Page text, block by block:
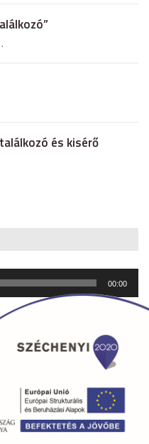
és kisérő
00:00
jog fenntartva. •